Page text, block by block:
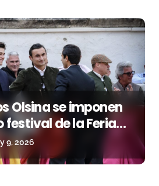
Olsina se imponen
festival de la Feria
9, 2026